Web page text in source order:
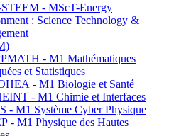
- MScT-Energy
: Science Technology &
- M1 Mathématiques
et Statistiques
- M1 Biologie et Santé
- M1 Chimie et Interfaces
- M1 Système Cyber Physique
- M1 Physique des Hautes